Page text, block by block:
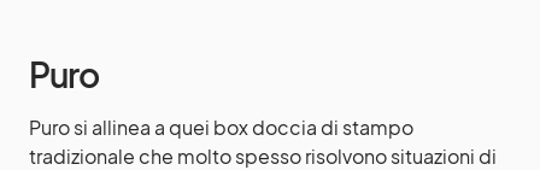
Puro
Puro si allinea a quei box doccia di stampo
tradizionale che molto spesso risolvono situazioni di